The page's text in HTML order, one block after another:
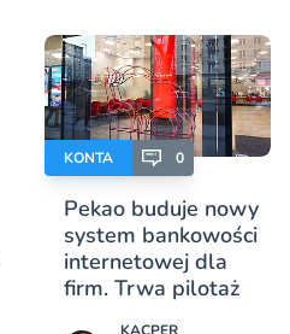
KONTA 0
Pekao buduje nowy
system bankowości
internetowej dla
firm. Trwa pilotaż